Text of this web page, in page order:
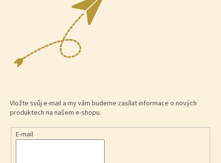
Vložte svůj e-mail a my vám budeme zasílat informace o nových
produktech na našem e-shopu.
E-mail